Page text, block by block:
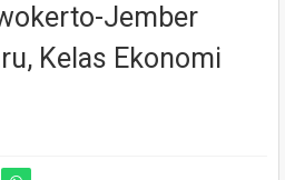
Jember
Kelas Ekonomi